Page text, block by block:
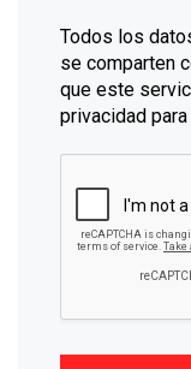
Todos los
se comparten
que este
privacidad